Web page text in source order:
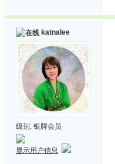
katnalee
级别: 银牌会员
显示用户信息